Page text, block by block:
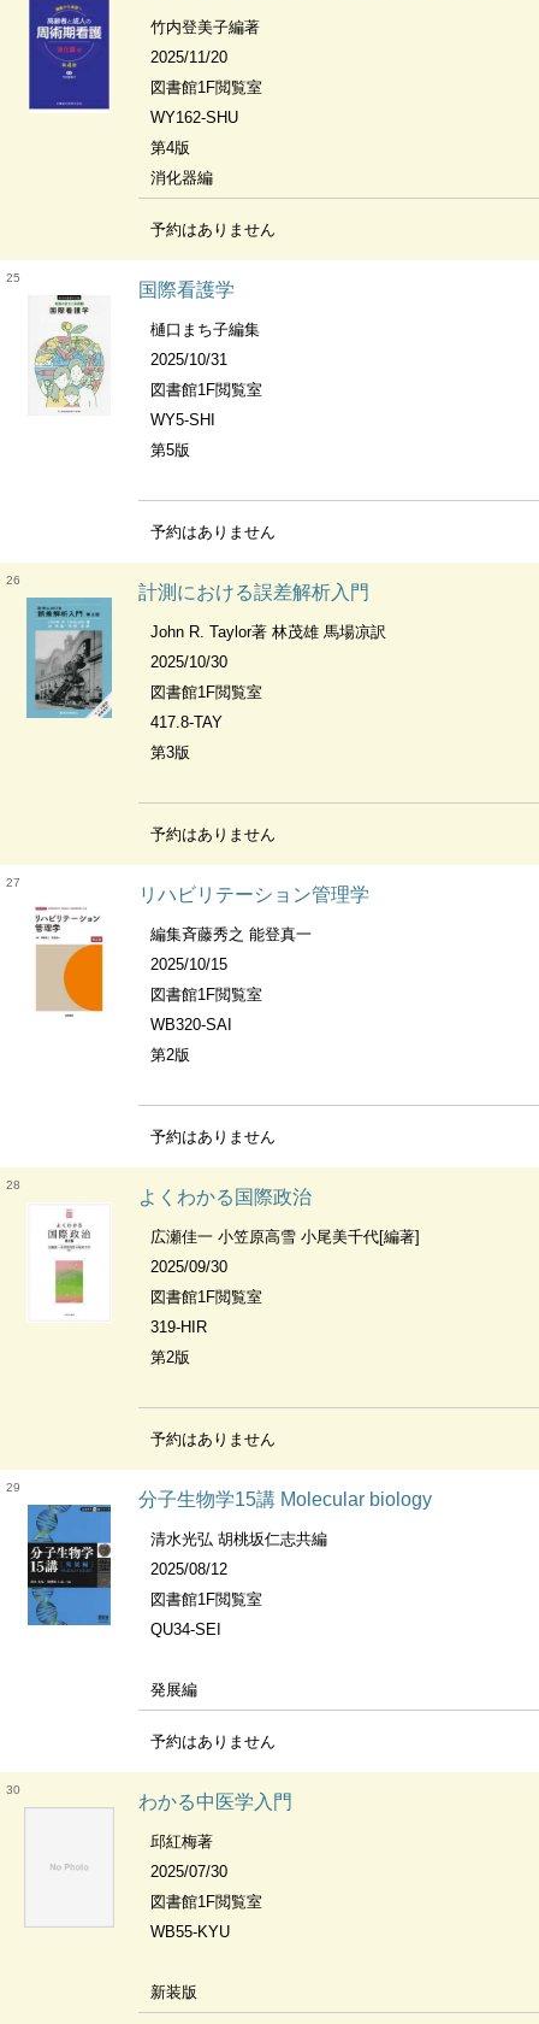
竹内登美子編著
2025/11/20
図書館1F閲覧室
WY162-SHU
第4版
消化器編
予約はありません
25
国際看護学
樋口まち子編集
2025/10/31
図書館1F閲覧室
WY5-SHI
第5版
予約はありません
26
計測における誤差解析入門
John R. Taylor著 林茂雄 馬場凉訳
2025/10/30
図書館1F閲覧室
417.8-TAY
第3版
予約はありません
27
リハビリテーション管理学
編集斉藤秀之 能登真一
2025/10/15
図書館1F閲覧室
WB320-SAI
第2版
予約はありません
28
よくわかる国際政治
広瀬佳一 小笠原高雪 小尾美千代[編著]
2025/09/30
図書館1F閲覧室
319-HIR
第2版
予約はありません
29
分子生物学15講 Molecular biology
清水光弘 胡桃坂仁志共編
2025/08/12
図書館1F閲覧室
QU34-SEI
発展編
予約はありません
30
わかる中医学入門
邱紅梅著
2025/07/30
図書館1F閲覧室
WB55-KYU
新装版